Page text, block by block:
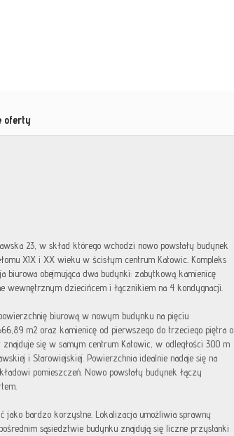
oferty
23, w skład którego wchodzi nowo powstały budynek
XIX i XX wieku w ścisłym centrum Katowic. Kompleks
biurowa obejmująca dwa budynki: zabytkową kamienicę
wewnętrznym dziecińcem i łącznikiem na 4 kondygnacji.
biurową w nowym budynku na pięciu
m2 oraz kamienicę od pierwszego do trzeciego piętra o
się w samym centrum Katowic, w odległości 300 m
i Starowiejskiej. Powierzchnia idealnie nadaje się na
pomieszczeń. Nowo powstały budynek łączy
jako bardzo korzystne. Lokalizacja umożliwia sprawny
sąsiedztwie budynku znajdują się liczne przystanki